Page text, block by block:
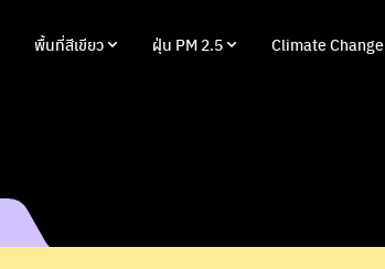
พื้นที่สีเขียว ฝุ่น PM 2.5 Climate Change